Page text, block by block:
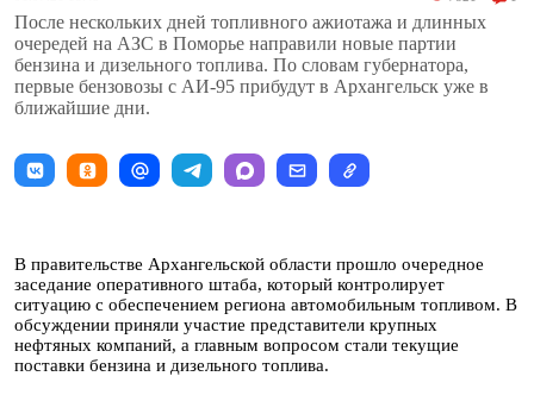
После нескольких дней топливного ажиотажа и длинных
очередей на АЗС в Поморье направили новые партии
бензина и дизельного топлива. По словам губернатора,
первые бензовозы с АИ-95 прибудут в Архангельск уже в
ближайшие дни.
В правительстве Архангельской области прошло очередное
заседание оперативного штаба, который контролирует
ситуацию с обеспечением региона автомобильным топливом. В
обсуждении приняли участие представители крупных
нефтяных компаний, а главным вопросом стали текущие
поставки бензина и дизельного топлива.